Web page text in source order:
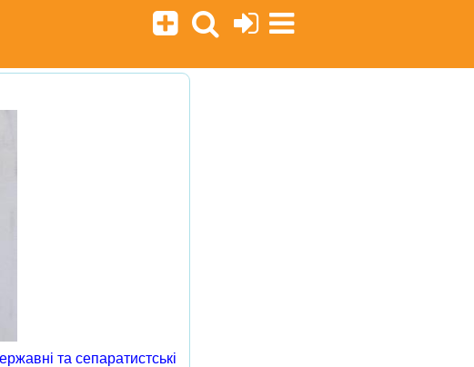
та сепаратистські